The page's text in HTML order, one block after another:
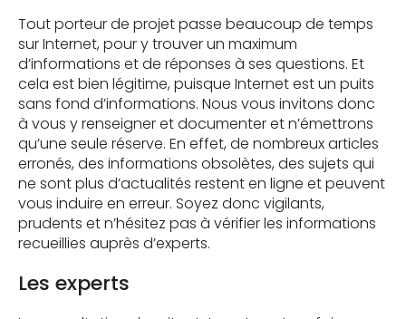
Tout porteur de projet passe beaucoup de temps
sur Internet, pour y trouver un maximum
d’informations et de réponses à ses questions. Et
cela est bien légitime, puisque Internet est un puits
sans fond d’informations. Nous vous invitons donc
à vous y renseigner et documenter et n’émettrons
qu’une seule réserve. En effet, de nombreux articles
erronés, des informations obsolètes, des sujets qui
ne sont plus d’actualités restent en ligne et peuvent
vous induire en erreur. Soyez donc vigilants,
prudents et n’hésitez pas à vérifier les informations
recueillies auprès d’experts.
Les experts